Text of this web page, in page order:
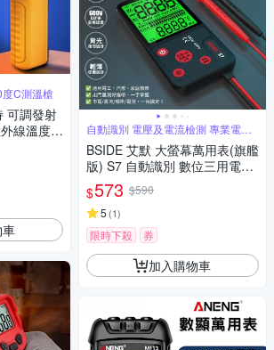
C測溫槍
可調發射
線溫度槍
度計 非
溫棒 食
應測溫
自動識別 電壓及電流檢測 專業電工
首選
BSIDE 艾默 大螢幕萬用表(旗艦
版) S7 自動識別 數位三用電表
手持電表 電工神器 USB充電萬
用表 非接觸測電壓 火線辨識 居
家水電維修工具
$573 $590
5 (1)
限時下殺 券
加入購物車